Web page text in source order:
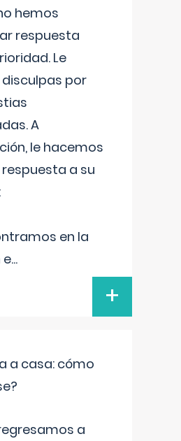
hemos
respuesta
Le
por
A
le hacemos
a su
en la
e...
+
a casa: cómo
a